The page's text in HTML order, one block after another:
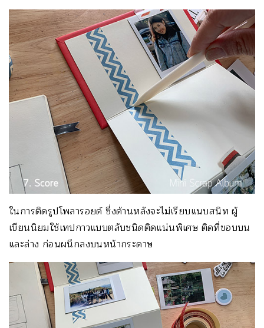
ในการติดรูปโพลารอยด์ ซึ่งด้านหลังจะไม่เรียบแนบสนิท ผู้
เขียนนิยมใช้เทปกาวแบบตลับชนิดติดแน่นพิเศษ ติดที่ขอบบน
และล่าง ก่อนผนึกลงบนหน้ากระดาษ